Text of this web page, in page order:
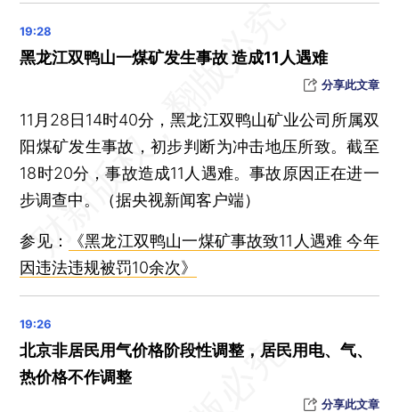
住建部：2024年起全面开展城市体检 摸清社区设施底数短板
晨读荐闻（国内、国际、市场消息27条）
北交所放量续涨 盘中通知加强监管
首批消费基础设施REITs获批 底层资产均为商场
黑龙江双鸭山一煤矿发生事故 造成11人遇难
分享此文章
11月28日14时40分，黑龙江双鸭山矿业公司所属双
阳煤矿发生事故，初步判断为冲击地压所致。截至
18时20分，事故造成11人遇难。事故原因正在进一
步调查中。（据央视新闻客户端）
参见：
《黑龙江双鸭山一煤矿事故致11人遇难 今年
因违法违规被罚10余次》
北京非居民用气价格阶段性调整，居民用电、气、
热价格不作调整
分享此文章